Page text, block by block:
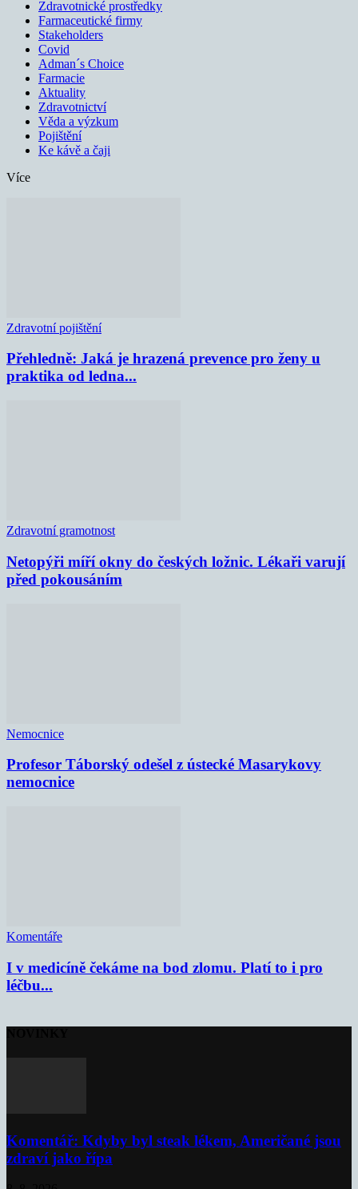
Zdravotnické prostředky
Farmaceutické firmy
Stakeholders
Covid
Adman´s Choice
Farmacie
Aktuality
Zdravotnictví
Věda a výzkum
Pojištění
Ke kávě a čaji
Více
Zdravotní pojištění
Přehledně: Jaká je hrazená prevence pro ženy u
praktika od ledna...
Zdravotní gramotnost
Netopýři míří okny do českých ložnic. Lékaři varují
před pokousáním
Nemocnice
Profesor Táborský odešel z ústecké Masarykovy
nemocnice
Komentáře
I v medicíně čekáme na bod zlomu. Platí to i pro
léčbu...
Komentář: Kdyby byl steak lékem, Američané jsou
zdraví jako řípa